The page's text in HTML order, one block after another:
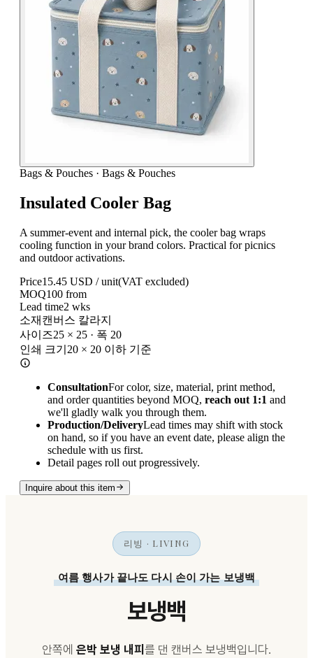
Bags & Pouches · Bags & Pouches
Insulated Cooler Bag
A summer-event and internal pick, the cooler bag wraps
cooling function in your brand colors. Practical for picnics
and outdoor activations.
Price15.45 USD / unit(VAT excluded)
MOQ100 from
Lead time2 wks
소재 캔버스 칼라지
사이즈25 × 25 · 폭 20
인쇄 크기 20 × 20 이하 기준
ConsultationFor color, size, material, print method,
and order quantities beyond MOQ, reach out 1:1 and
we'll gladly walk you through them.
Production/DeliveryLead times may shift with stock
on hand, so if you have an event date, please align the
schedule with us first.
Detail pages roll out progressively.
Inquire about this item
리빙 · LIVING
여름 행사가 끝나도 다시 손이 가는 보냉백
보냉백
안쪽에 은박 보냉 내피 를 댄 캔버스 보냉백입니다.